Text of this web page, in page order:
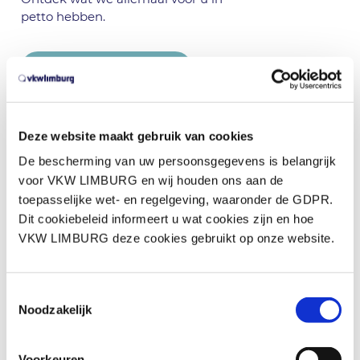
Deze website maakt gebruik van cookies
De bescherming van uw persoonsgegevens is belangrijk
voor VKW LIMBURG en wij houden ons aan de
toepasselijke wet- en regelgeving, waaronder de GDPR.
Dit cookiebeleid informeert u wat cookies zijn en hoe
VKW LIMBURG deze cookies gebruikt op onze website.
Noodzakelijk
petto hebben.
di 18 aug.
Zomeractiviteit: bezoek aan UHasselt
Meer info
di 08 sep.
Meer info